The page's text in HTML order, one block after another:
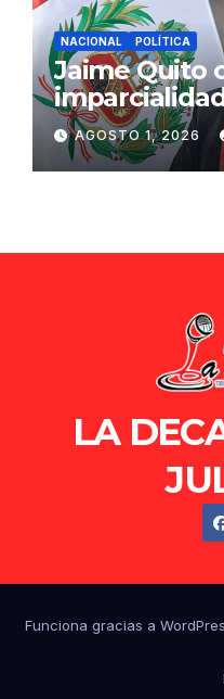
NACIONAL POLÍTICA
Jaime Quito
de Ollanta
AGOSTO 1, 2026
LA
Funciona gracias a